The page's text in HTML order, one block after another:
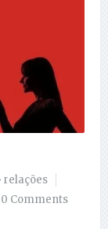
relações
0 Comments